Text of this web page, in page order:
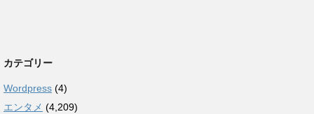
カテゴリー
Wordpress (4)
エンタメ (4,209)